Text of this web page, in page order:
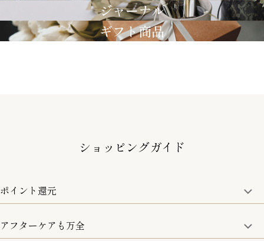
ジャーナル
ギフト商品
ショッピングガイド
ポイント還元
商品金額の10%をポイント還元いたします。
アフターケアも万全